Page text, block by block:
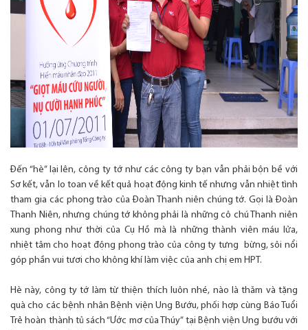
Đến “hè” lại lên, công ty tớ như các công ty bạn vẫn phải bộn bề với
Sơ kết, vẫn lo toan về kết quả hoạt động kinh tế nhưng vẫn nhiệt tình
tham gia các phong trào của Đoàn Thanh niên chúng tớ. Gọi là Đoàn
Thanh Niên, nhưng chúng tớ không phải là những cô chú Thanh niên
xung phong như thời của Cụ Hồ mà là những thành viên máu lửa,
nhiệt tâm cho hoạt động phong trào của công ty tưng bừng, sôi nổi
góp phần vui tươi cho không khí làm việc của anh chị em HPT.
Hè này, công ty tớ làm từ thiện thích luôn nhé, nào là thăm và tặng
quà cho các bệnh nhân Bệnh viện Ung Bướu, phối hợp cùng Báo Tuổi
Trẻ hoàn thành tủ sách “Ước mơ của Thúy” tại Bệnh viện Ung bướu với